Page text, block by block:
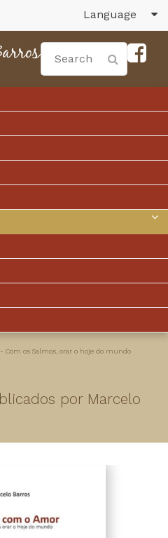
Language
Com os Salmos, orar o hoje do mundo
por Marcelo